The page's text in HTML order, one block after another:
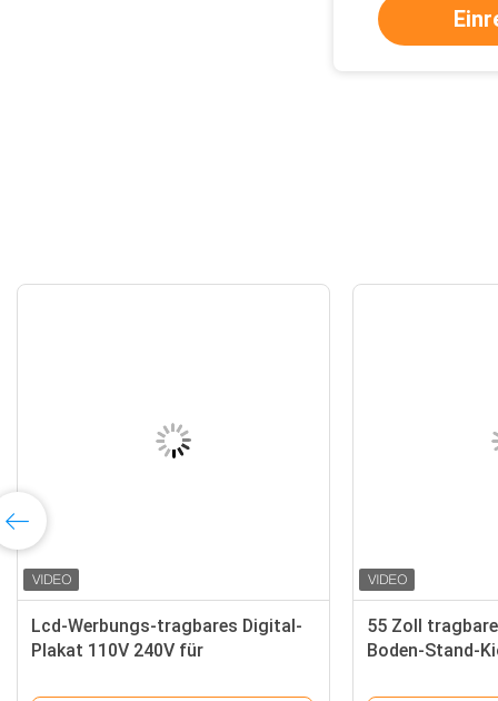
Lcd-Werbungs-tragbares Digital-
Plakat 110V 240V für
55 Zoll
Boden-Stand-